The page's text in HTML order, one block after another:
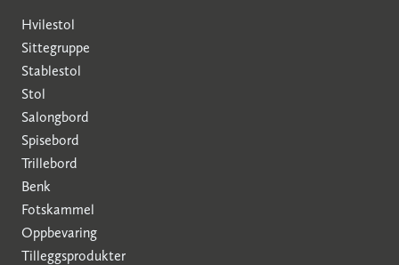
Hvilestol
Sittegruppe
Stablestol
Stol
Salongbord
Spisebord
Trillebord
Benk
Fotskammel
Oppbevaring
Tilleggsprodukter